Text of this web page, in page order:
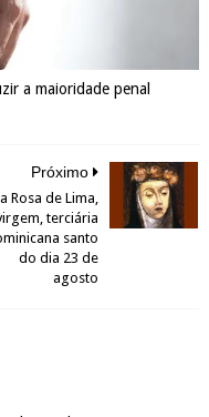
a maioridade penal
Próximo
Rosa de Lima,
terciária
santo
do dia 23 de
agosto